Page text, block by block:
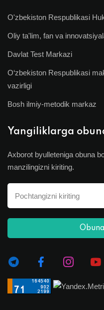
O'zbekiston Respublikasi
Oliy ta'lim, fan va
Davlat Test Markazi
O‘zbekiston Respublikasi
vazirligi
Bosh ilmiy-metodik markaz
Yangiliklarga
Axborot byulleteniga obuna
manzilingizni kiriting.